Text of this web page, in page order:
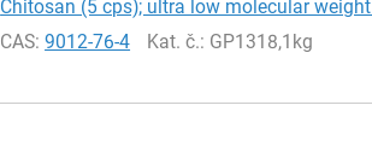
Chitosan (5 cps); ultra low molecular
CAS:9012-76-4 Kat. č.: GP1318,1kg